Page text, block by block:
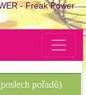
- Freak Power
pořadů)